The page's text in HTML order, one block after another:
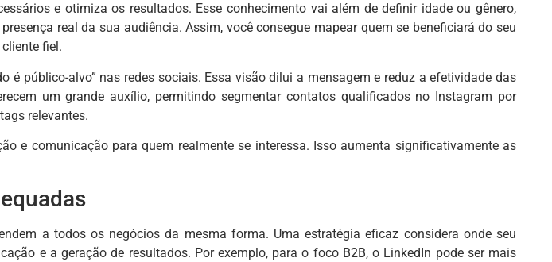
e otimiza os resultados. Esse conhecimento vai além de definir idade ou gênero,
real da sua audiência. Assim, você consegue mapear quem se beneficiará do seu
fiel.
é público-alvo” nas redes sociais. Essa visão dilui a mensagem e reduz a efetividade das
um grande auxílio, permitindo segmentar contatos qualificados no Instagram por
relevantes.
e comunicação para quem realmente se interessa. Isso aumenta significativamente as
a todos os negócios da mesma forma. Uma estratégia eficaz considera onde seu
e a geração de resultados. Por exemplo, para o foco B2B, o LinkedIn pode ser mais